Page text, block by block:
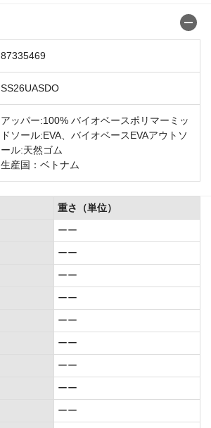
87335469
SS26UASDO
アッパー:100% バイオベースポリマーミッ
ドソール:EVA、バイオベースEVAアウトソ
ール:天然ゴム
生産国：ベトナム
重さ（単位）
ーー
ーー
ーー
ーー
ーー
ーー
ーー
ーー
ーー